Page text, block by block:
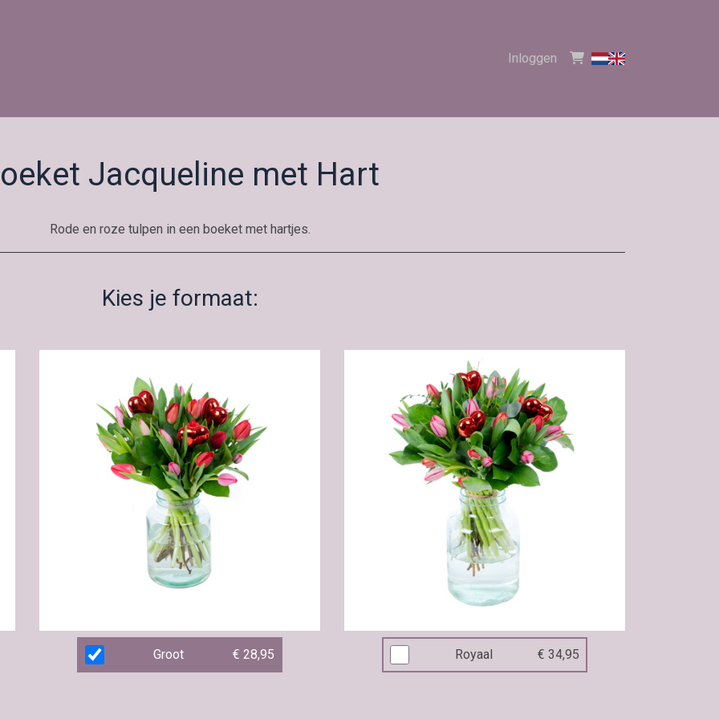
Inloggen
Jacqueline met Hart
Rode en roze tulpen in een boeket met hartjes.
Kies je formaat:
Groot € 28,95 Royaal € 34,95